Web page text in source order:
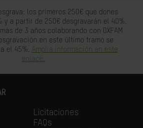
los primeros 250€ que dones
y a partir de 250€ desgravarán el 40%.
de 3 años colaborando con OXFAM
desgravación en este último tramo se
el 45%. Amplia información en este
enlace.
Licitaciones
FAQs